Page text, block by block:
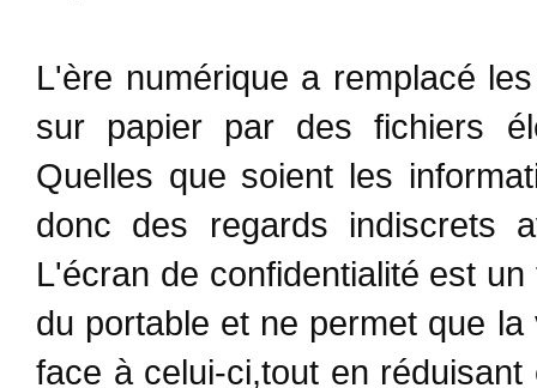
L'ère numérique a remplacé
sur papier par des fichiers
Quelles que soient les
donc des regards indiscrets
L'écran de confidentialité est
du portable et ne permet que
face à celui-ci,tout en